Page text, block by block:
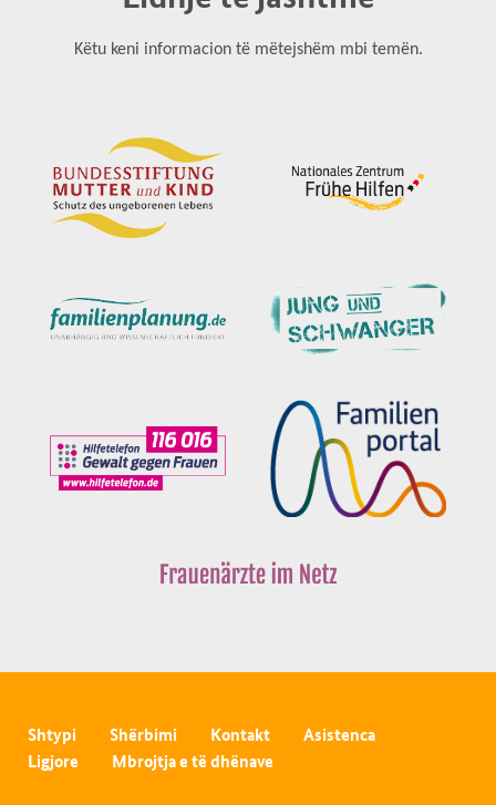
Këtu keni informacion të mëtejshëm mbi temën.
Shtypi Shërbimi Kontakt
Asistenca
Ligjore
Mbrojtja e të dhënave